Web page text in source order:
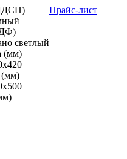
светлый
(мм)
(мм)
Прайс-лист